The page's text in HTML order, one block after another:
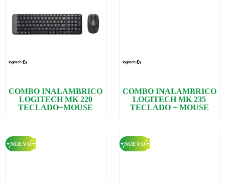
COMBO INALAMBRICO
LOGITECH MK 220
TECLADO+MOUSE
COMBO INALAMBRICO
LOGITECH MK 235
TECLADO + MOUSE